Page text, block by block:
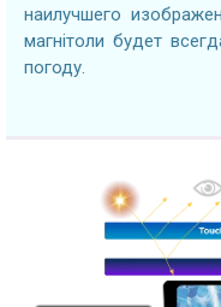
наилучшего
магнітоли будет
погоду.